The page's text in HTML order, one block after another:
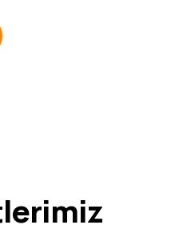
varolan ya da
tehlikelerin